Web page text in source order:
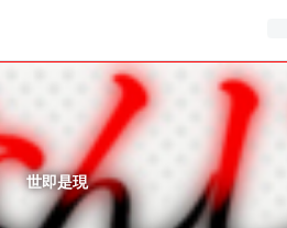
世即是現